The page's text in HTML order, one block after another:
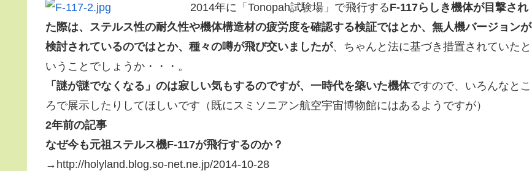
2014年に「Tonopah試験場」で飛行するF-117らしき機体が目撃され
た際は、ステルス性の耐久性や機体構造材の疲労度を確認する検証ではとか、無人機バージョンが
検討されているのではとか、種々の噂が飛び交いましたが、ちゃんと法に基づき措置されていたと
いうことでしょうか・・・。
「謎が謎でなくなる」のは寂しい気もするのですが、一時代を築いた機体ですので、いろんなとこ
ろで展示したりしてほしいです（既にスミソニアン航空宇宙博物館にはあるようですが）
2年前の記事
なぜ今も元祖ステルス機F-117が飛行するのか？
→http://holyland.blog.so-net.ne.jp/2014-10-28